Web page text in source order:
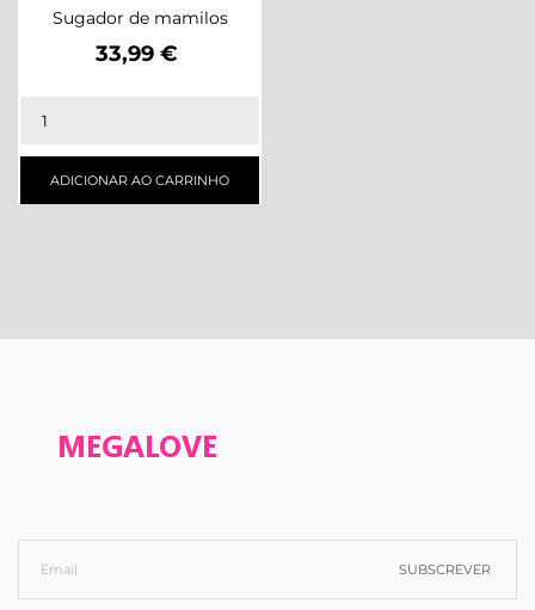
Sugador de mamilos
Preço
33,99 €
ADICIONAR AO CARRINHO
SUBSCREVER